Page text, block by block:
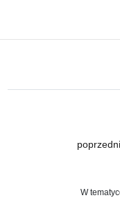
poprzedni
W